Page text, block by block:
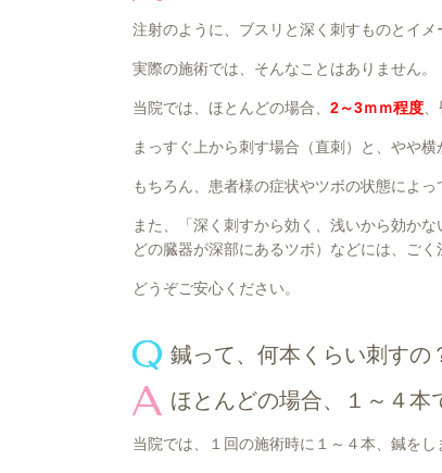
注射のように、ブスリと深く刺すものとイメ
実際の施術では、そんなことはありません。
当院では、ほとんどの場合、 2～3ｍｍ程度
まっすぐ上から刺す場合（直刺）と、やや
もちろん、患者様の症状やツボの状態によっ
また、「深く刺すから効く、浅いから効か
どの臓器が深部にあるツボ）などには、ご
どうぞご安心ください。
鍼って、何本くらい刺すの
ほとんどの場合、１～４本
当院では、１回の施術時に１～４本、鍼をし